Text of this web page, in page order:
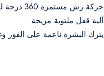
حركة رش مستمرة 360 درجة لتطبيق متساوي وتجربة غير فوضوية
آلية قفل ملتوية مريحة
يترك البشرة ناعمة على الفور